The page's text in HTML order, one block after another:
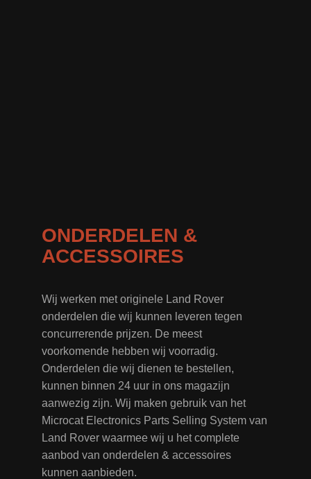
ONDERDELEN &
ACCESSOIRES
Wij werken met originele Land Rover
onderdelen die wij kunnen leveren tegen
concurrerende prijzen. De meest
voorkomende hebben wij voorradig.
Onderdelen die wij dienen te bestellen,
kunnen binnen 24 uur in ons magazijn
aanwezig zijn. Wij maken gebruik van het
Microcat Electronics Parts Selling System van
Land Rover waarmee wij u het complete
aanbod van onderdelen & accessoires
kunnen aanbieden.